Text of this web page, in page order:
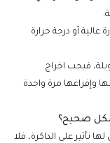
عالية أو درجة حرارة
فيجب اخراج
وإفراغها مرة واحدة
تأثير على الذاكرة، فلا